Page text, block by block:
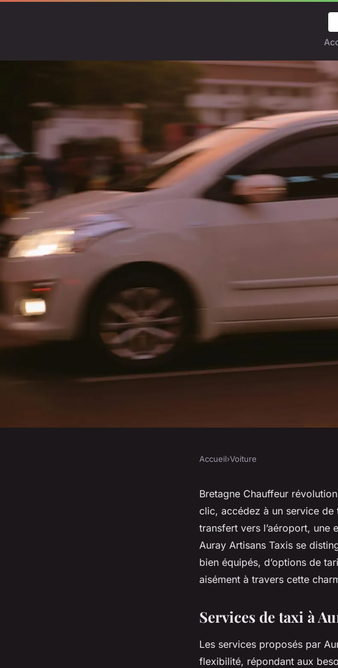
Bretagne chauffeur :
Accueil›Voiture
Bretagne Chauffeur
clic, accédez à un service
transfert vers l’aéroport, une
Auray Artisans Taxis se
bien équipés, d’options de
aisément à travers cette
Services de taxi à
Les services proposés par
flexibilité, répondant aux